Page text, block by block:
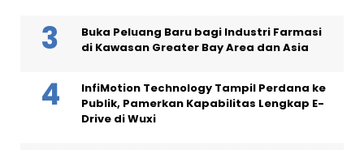
Buka Peluang Baru bagi Industri Farmasi
di Kawasan Greater Bay Area dan Asia
InfiMotion Technology Tampil Perdana ke
Publik, Pamerkan Kapabilitas Lengkap E-
Drive di Wuxi